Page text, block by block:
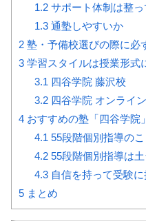
1.2サポート体制は整っ
1.3通塾しやすいか
2 塾・予備校選びの際に必
3 学習スタイルは授業形式
3.1 四谷学院 藤沢校
3.2四谷学院 オンライ
4 おすすめの塾「四谷学院
4.1 55段階個別指導の
4.255段階個別指導は
4.3自信を持って受験に
5 まとめ